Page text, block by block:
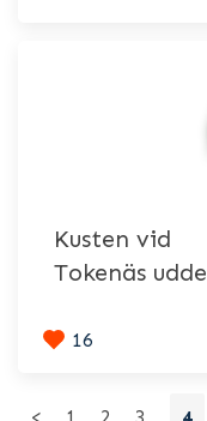
Kusten vid
Tokenäs udde
16